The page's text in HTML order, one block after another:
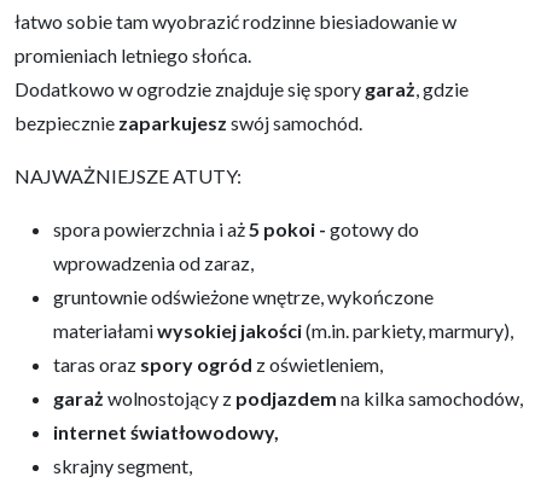
łatwo sobie tam wyobrazić rodzinne biesiadowanie w
promieniach letniego słońca.
Dodatkowo w ogrodzie znajduje się spory garaż , gdzie
bezpiecznie zaparkujesz swój samochód.
NAJWAŻNIEJSZE ATUTY:
spora powierzchnia i aż 5 pokoi - gotowy do
wprowadzenia od zaraz,
gruntownie odświeżone wnętrze, wykończone
materiałamiwysokiej jakości(m.in. parkiety, marmury),
taras oraz spory ogród z oświetleniem,
garaż wolnostojący z podjazdem na kilka samochodów,
internet światłowodowy,
skrajny segment,